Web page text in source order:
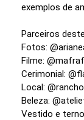
exemplos de
Parceiros
Fotos:
Filme:
Cerimonial:
Local:
Beleza:
Vestido e